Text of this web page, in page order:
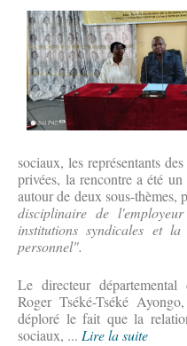
sociaux, les représentants
privées, la rencontre a été
autour de deux sous-thèmes,
disciplinaire de l'employeur
institutions syndicales et
personnel".
Le directeur
Roger Tséké-Tséké
déploré le fait que la
sociaux, ... Lire la suite